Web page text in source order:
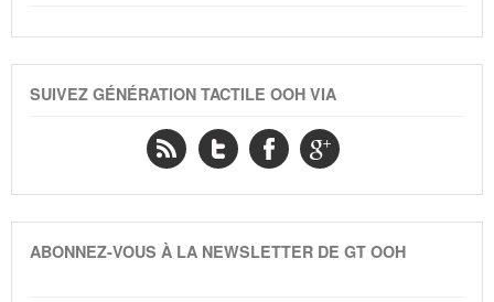
SUIVEZ GÉNÉRATION TACTILE OOH VIA
ABONNEZ-VOUS À LA NEWSLETTER DE GT OOH